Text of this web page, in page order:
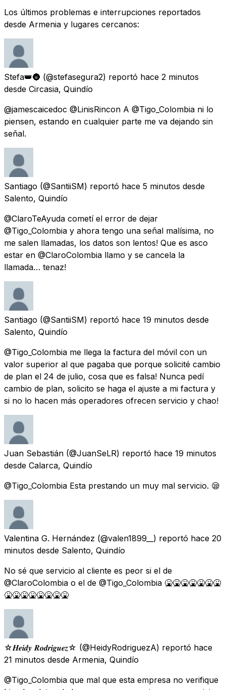
Los últimos problemas e interrupciones reportados
desde Armenia y lugares cercanos:
Stefa👑🌚 (@stefasegura2) reportó hace 2 minutos
desde Circasia, Quindío
@jamescaicedoc @LinisRincon A @Tigo_Colombia ni lo
piensen, estando en cualquier parte me va dejando sin
señal.
Santiago (@SantiiSM) reportó hace 5 minutos desde
Salento, Quindío
@ClaroTeAyuda cometí el error de dejar
@Tigo_Colombia y ahora tengo una señal malísima, no
me salen llamadas, los datos son lentos! Que es asco
estar en @ClaroColombia llamo y se cancela la
llamada… tenaz!
Santiago (@SantiiSM) reportó hace 19 minutos desde
Salento, Quindío
@Tigo_Colombia me llega la factura del móvil con un
valor superior al que pagaba que porque solicité cambio
de plan el 24 de julio, cosa que es falsa! Nunca pedí
cambio de plan, solicito se haga el ajuste a mi factura y
si no lo hacen más operadores ofrecen servicio y chao!
Juan Sebastián (@JuanSeLR) reportó hace 19 minutos
desde Calarca, Quindío
@Tigo_Colombia Esta prestando un muy mal servicio. 😪
Valentina G. Hernández (@valen1899__) reportó hace 20
minutos desde Salento, Quindío
No sé que servicio al cliente es peor si el de
@ClaroColombia o el de @Tigo_Colombia 🤮🤮🤮🤮🤮🤮🤮
🤮🤮🤮🤮🤮🤮🤮🤮
☆𝑯𝒆𝒊𝒅𝒚 𝑹𝒐𝒅𝒓𝒊𝒈𝒖𝒆𝒛☆ (@HeidyRodriguezA) reportó hace
21 minutos desde Armenia, Quindío
@Tigo_Colombia que mal que esta empresa no verifique